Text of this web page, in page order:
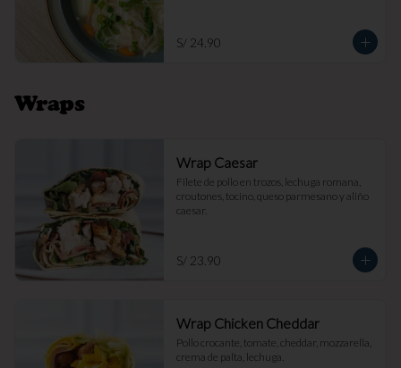
S/ 24.90
Wraps
Wrap Caesar
Filete de pollo en trozos, lechuga romana,
croutones, tocino, queso parmesano y aliño
caesar.
S/ 23.90
Wrap Chicken Cheddar
Pollo crocante, tomate, cheddar, mozzarella,
crema de palta, lechuga.